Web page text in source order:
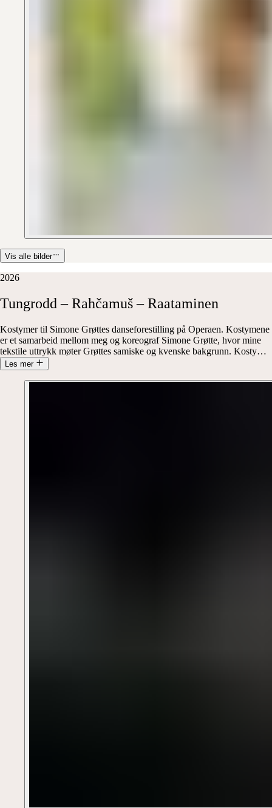
Vis alle bilder
2026
Tungrodd–Rahčamuš–Raataminen
Kostymer til Simone Grøttes danseforestilling på Operaen. Kostymene
er et samarbeid mellom meg og koreograf Simone Grøtte, hvor mine
tekstile uttrykk møter Grøttes samiske og kvenske bakgrunn. Kosty…
Les mer